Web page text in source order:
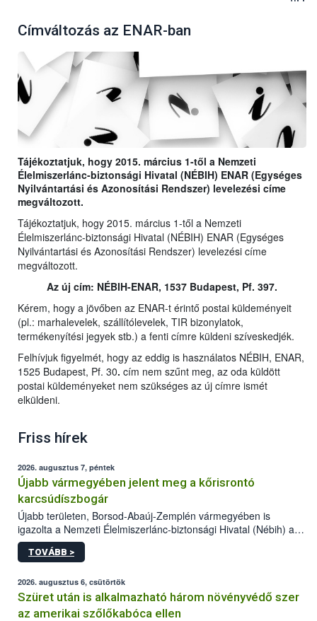
Címváltozás az ENAR-ban
Tájékoztatjuk, hogy 2015. március 1-től a Nemzeti
Élelmiszerlánc-biztonsági Hivatal (NÉBIH) ENAR (Egységes
Nyilvántartási és Azonosítási Rendszer) levelezési címe
megváltozott.
Tájékoztatjuk, hogy 2015. március 1-től a Nemzeti
Élelmiszerlánc-biztonsági Hivatal (NÉBIH) ENAR (Egységes
Nyilvántartási és Azonosítási Rendszer) levelezési címe
megváltozott.
Az új cím: NÉBIH-ENAR, 1537 Budapest, Pf. 397.
Kérem, hogy a jövőben az ENAR-t érintő postai küldeményeit
(pl.: marhalevelek, szállítólevelek, TIR bizonylatok,
termékenyítési jegyek stb.) a fenti címre küldeni szíveskedjék.
Felhívjuk figyelmét, hogy az eddig is használatos NÉBIH, ENAR,
1525 Budapest, Pf. 30. cím nem szűnt meg, az oda küldött
postai küldeményeket nem szükséges az új címre ismét
elküldeni.
Friss hírek
2026. augusztus 7, péntek
Újabb vármegyében jelent meg a kőrisrontó
karcsúdíszbogár
Újabb területen, Borsod-Abaúj-Zemplén vármegyében is
igazolta a Nemzeti Élelmiszerlánc-biztonsági Hivatal (Nébih) a
kőrisrontó karcsúdíszbogár (Agrilus planipennis) jelenlétét. A
kártevőt nem csak színcsapdában találták meg, de már fertőzött
az intenzív felderítést, emellett az intézkedéseket a szlovák
hatósággal is összehangolják a terjedés megállítása érdekében.
TOVÁBB >
2026. augusztus 6, csütörtök
Szüret után is alkalmazható három növényvédő szer
az amerikai szőlőkabóca ellen